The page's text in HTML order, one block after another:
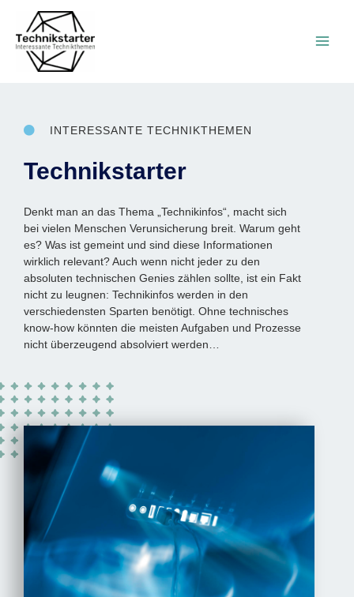
springen
INTERESSANTE TECHNIKTHEMEN
Technikstarter
Denkt man an das Thema „Technikinfos“, macht sich
bei vielen Menschen Verunsicherung breit. Warum geht
es? Was ist gemeint und sind diese Informationen
wirklich relevant? Auch wenn nicht jeder zu den
absoluten technischen Genies zählen sollte, ist ein Fakt
nicht zu leugnen: Technikinfos werden in den
verschiedensten Sparten benötigt. Ohne technisches
know-how könnten die meisten Aufgaben und Prozesse
nicht überzeugend absolviert werden…